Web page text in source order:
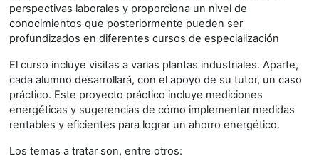
perspectivas laborales y proporciona un nivel de
conocimientos que posteriormente pueden ser
profundizados en diferentes cursos de especialización
El curso incluye visitas a varias plantas industriales. Aparte,
cada alumno desarrollará, con el apoyo de su tutor, un caso
práctico. Este proyecto práctico incluye mediciones
energéticas y sugerencias de cómo implementar medidas
rentables y eficientes para lograr un ahorro energético.
Los temas a tratar son, entre otros: